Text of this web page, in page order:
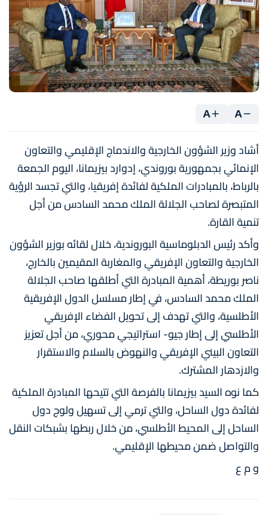
A
A
أشاد وزير الشؤون الخارجية والاندماج الإقليمي والتعاون
الإنمائي بجمهورية بوروندي، إدوارد بيزيمانا، اليوم الجمعة
بالرباط، بالمبادرات الملكية لفائدة إفريقيا، والتي تجسد الرؤية
المتبصرة لصاحب الجلالة الملك محمد السادس من أجل
تنمية القارة.
وأكد رئيس الدبلوماسية البوروندية، خلال لقائه بوزير الشؤون
الخارجية والتعاون الإفريقي والمغاربة المقيمين بالخارج،
ناصر بوريطة، أهمية المبادرة التي أطلقها صاحب الجلالة
الملك محمد السادس، في إطار مسلسل الدول الإفريقية
الأطلسية، والتي تهدف إلى تحويل الفضاء الإفريقي
الأطلسي إلى إطار جيو- استراتيجي محوري، من أجل تعزيز
التعاون البيني الإفريقي والنهوض بالسلام والاستقرار
والازدهار المشترك.
كما نوه السيد بيزيمانا بالفرصة التي تتيحها المبادرة الملكية
لفائدة دول الساحل، والتي ترمي إلى تسهيل ولوج دول
الساحل إلى المحيط الأطلسي، من خلال ربطها بشبكات النقل
والتواصل ضمن محيطها الإقليمي.
و م ع